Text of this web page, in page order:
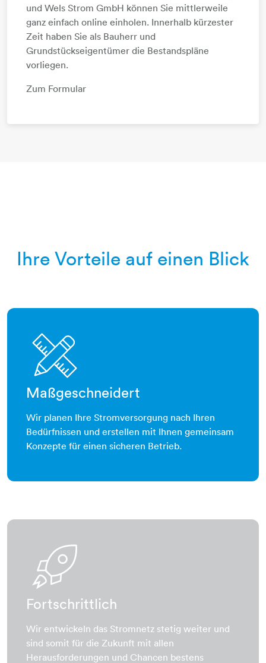
und Wels Strom GmbH können Sie mittlerweile
ganz einfach online einholen. Innerhalb kürzester
Zeit haben Sie als Bauherr und
Grundstückseigentümer die Bestandspläne
vorliegen.
Zum Formular​​​​​​​
Ihre Vorteile auf einen Blick
Maßgeschneidert
Wir planen Ihre Stromversorgung nach Ihren
Bedürfnissen und erstellen mit Ihnen gemeinsam
Konzepte für einen sicheren Betrieb.
Fortschrittlich
Wir entwickeln das Stromnetz stetig weiter und
sind somit für die Zukunft mit allen
Herausforderungen und Chancen bestens